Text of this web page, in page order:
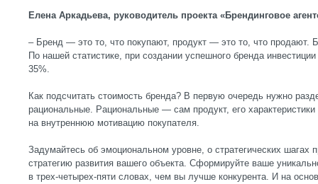
Елена Аркадьева, руководитель проекта «Брендинговое
– Бренд — это то, что покупают, продукт — это то, что продают.
По нашей статистике, при создании успешного бренда
35%.
Как подсчитать стоимость бренда? В первую очередь нужно
рациональные. Рациональные — сам продукт, его
на внутреннюю мотивацию покупателя.
Задумайтесь об эмоциональном уровне, о стратегических шагах
стратегию развития вашего объекта. Сформируйте ваше
в трех-четырех-пяти словах, чем вы лучше конкурента. И на